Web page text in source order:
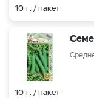
10 г. / пакет
10 г. / пакет